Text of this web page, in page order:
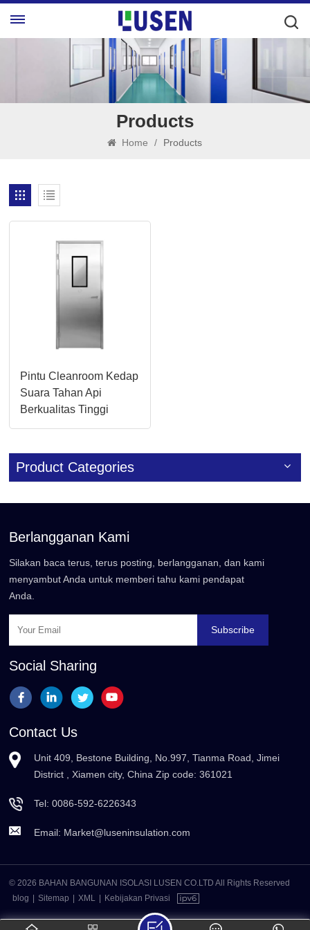
Products
Home / Products
Pintu Cleanroom Kedap
Suara Tahan Api
Berkualitas Tinggi
dengan Penggantian
Product Categories
Berlangganan Kami
Silakan baca terus, terus posting, berlangganan, dan kami
menyambut Anda untuk memberi tahu kami pendapat
Anda.
Subscribe
Social Sharing
Contact Us
Unit 409, Bestone Building, No.997, Tianma Road, Jimei
District , Xiamen city, China Zip code: 361021
Tel:0086-592-6226343
Email: Market@luseninsulation.com
© 2026 BAHAN BANGUNAN ISOLASI LUSEN CO.LTD All Rights Reserved
blog
Sitemap XML Kebijakan Privasi